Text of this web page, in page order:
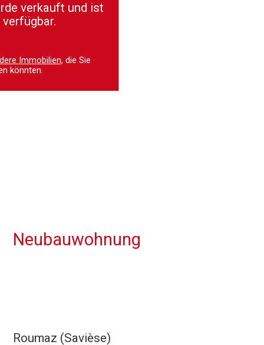
verkauft und ist
Immobilien, die Sie
könnten.
Neubauwohnung
Roumaz (Savièse)